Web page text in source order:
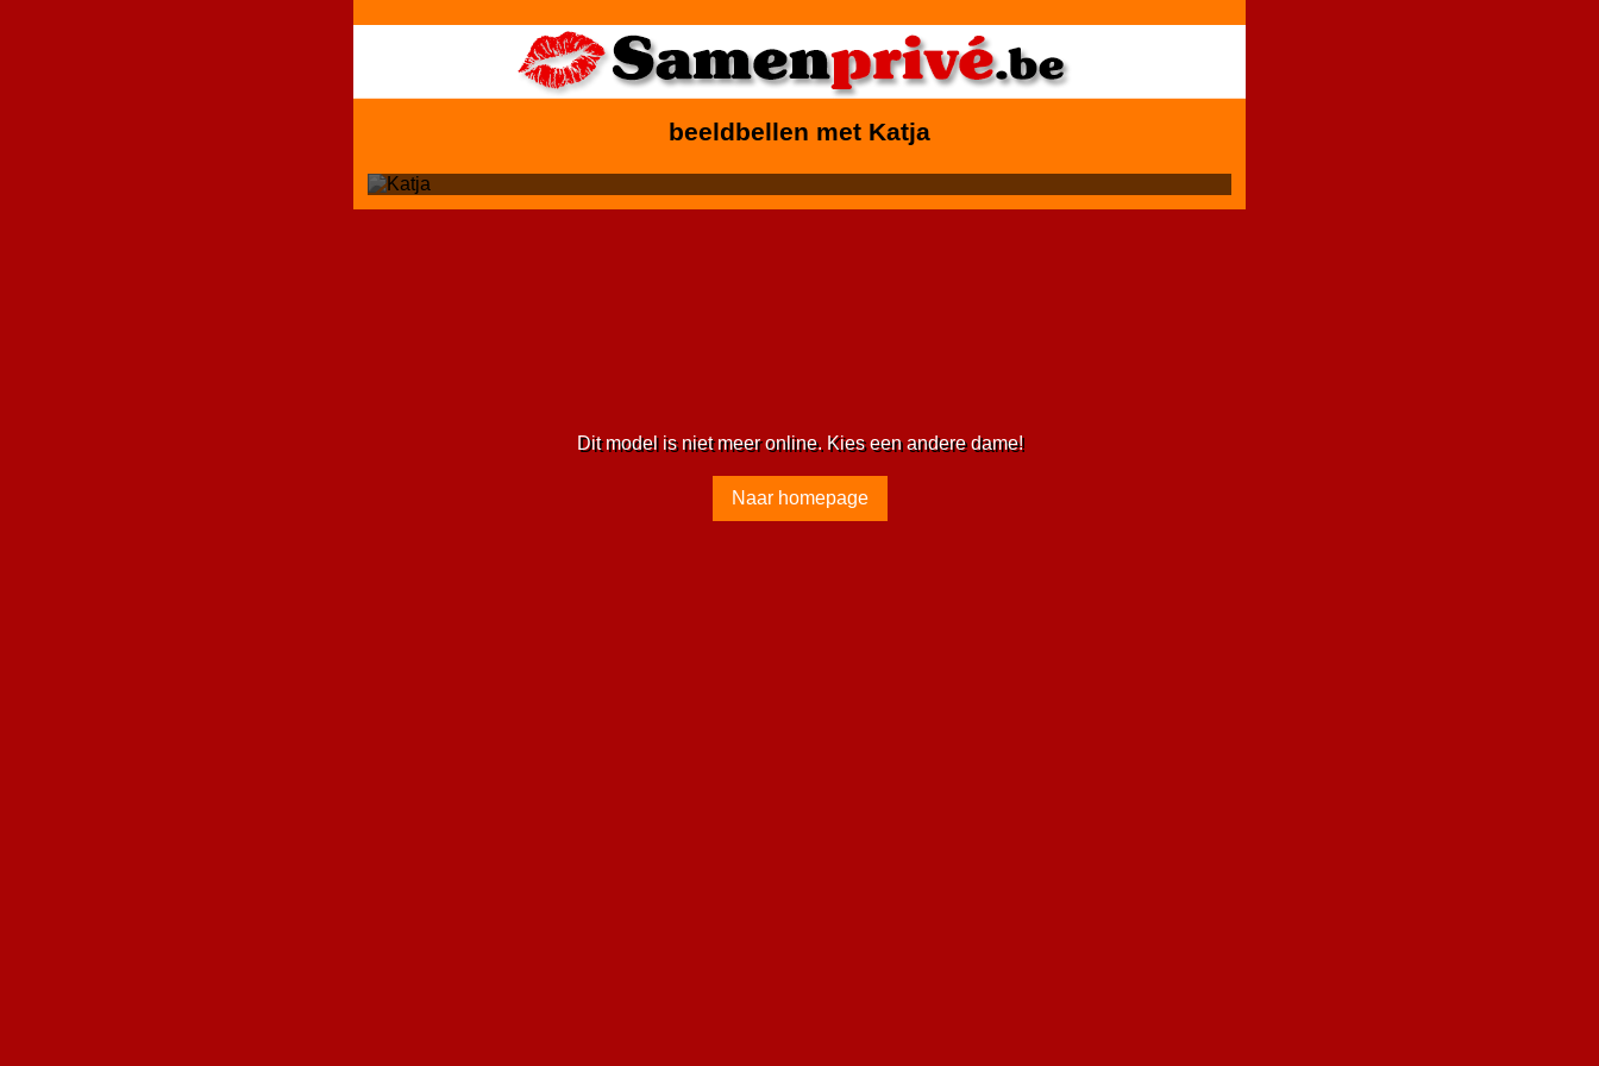
beeldbellen met Katja
Dit model is niet meer online. Kies een andere dame!
Naar homepage